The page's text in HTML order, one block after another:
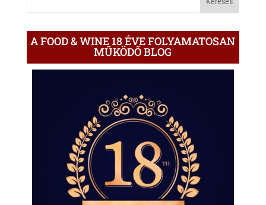
A FOOD & WINE 18 ÉVE FOLYAMATOSAN
MŰKÖDŐ BLOG